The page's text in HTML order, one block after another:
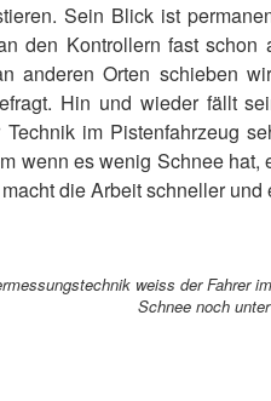
Sein Blick ist
den Kontrollern fast schon
anderen Orten schieben
Hin und wieder fällt
im Pistenfahrzeug
wenn es wenig Schnee hat,
die Arbeit schneller und
weiss der Fahrer
Schnee noch